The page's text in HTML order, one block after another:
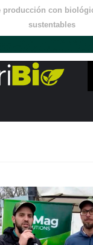
producción con
sustentables